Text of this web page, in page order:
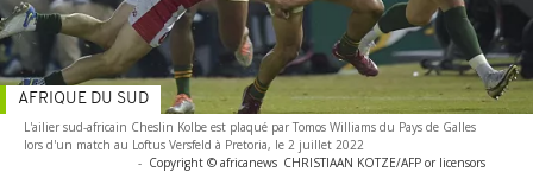
L'ailier sud-africain Cheslin Kolbe est plaqué par Tomos Williams du Pays de Galles
lors d'un match au Loftus Versfeld à Pretoria, le 2 juillet 2022
- Copyright © africanews CHRISTIAAN KOTZE/AFP or licensors
AFRIQUE DU SUD